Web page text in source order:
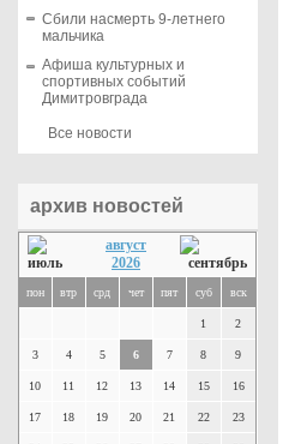
Сбили насмерть 9-летнего
мальчика
Афиша культурных и
спортивных событий
Димитровграда
Все новости
архив новостей
август
2026
пон втр срд чет пят суб вск
1 2
3 4 5 6 7 8 9
10 11 12 13 14 15 16
17 18 19 20 21 22 23